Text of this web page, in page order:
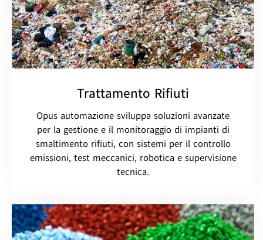
Trattamento Rifiuti
Opus automazione sviluppa soluzioni avanzate
per la gestione e il monitoraggio di impianti di
smaltimento rifiuti, con sistemi per il controllo
emissioni, test meccanici, robotica e supervisione
tecnica.